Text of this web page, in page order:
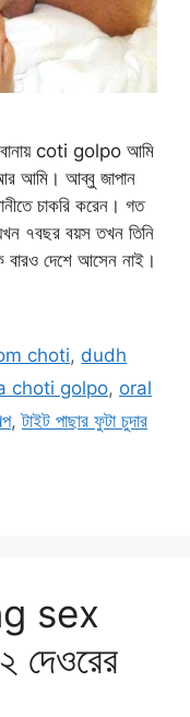
বানায় coti golpo আমি
আমি। আব্বু জাপান
চাকরি করেন। গত
৭বছর বয়স তখন তিনি
বারও দেশে আসেন নাই।
choti, dudh
choti golpo, oral
,টাইট পাছার ফুটা চুদার
sex
দেওরের